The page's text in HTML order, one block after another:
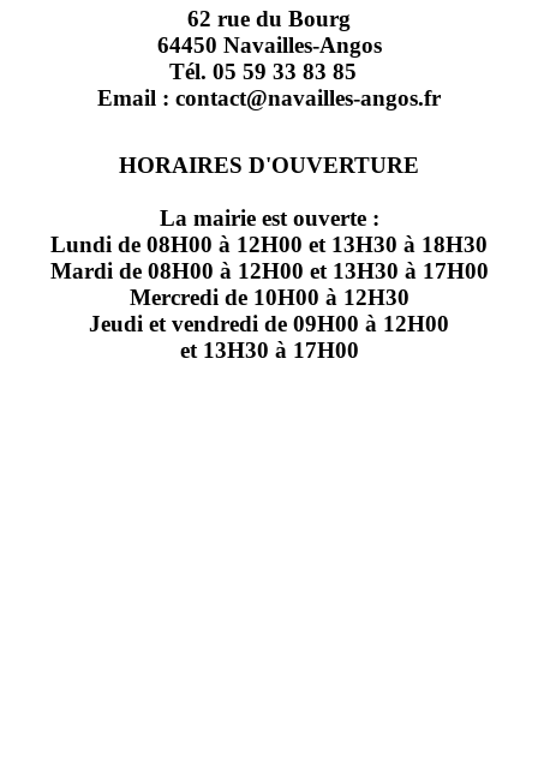
62 rue du Bourg
64450 Navailles-Angos
Tél. 05 59 33 83 85
Email : contact@navailles-angos.fr
HORAIRES D'OUVERTURE
La mairie est ouverte :
Lundi de 08H00 à 12H00 et 13H30 à 18H30
Mardi de 08H00 à 12H00 et 13H30 à 17H00
Mercredi de 10H00 à 12H30
Jeudi et vendredi de 09H00 à 12H00
et 13H30 à 17H00